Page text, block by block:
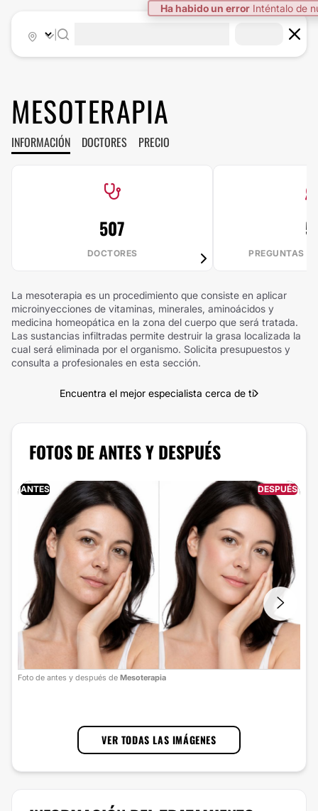
Ha habido un error Inténtalo de
MESOTERAPIA
INFORMACIÓN DOCTORES PRECIO
507
DOCTORES PREGUNTAS
La mesoterapia es un procedimiento que consiste en aplicar
microinyecciones de vitaminas, minerales, aminoácidos y
medicina homeopática en la zona del cuerpo que será tratada.
Las sustancias infiltradas permite destruir la grasa localizada la
cual será eliminada por el organismo. Solicita presupuestos y
consulta a profesionales en esta sección.
Encuentra el mejor especialista cerca de ti
FOTOS DE ANTES Y DESPUÉS
ANTES DESPUÉS
Foto de antes y después de Mesoterapia
VER TODAS LAS IMÁGENES